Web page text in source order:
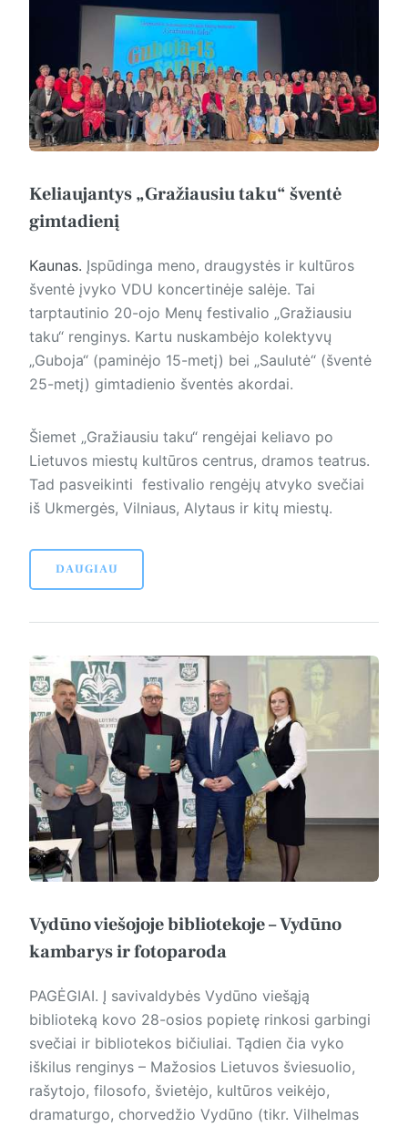
Keliaujantys „Gražiausiu taku“ šventė
gimtadienį
Kaunas. Įspūdinga meno, draugystės ir kultūros
šventė įvyko VDU koncertinėje salėje. Tai
tarptautinio 20-ojo Menų festivalio „Gražiausiu
taku“ renginys. Kartu nuskambėjo kolektyvų
„Guboja“ (paminėjo 15-metį) bei „Saulutė“ (šventė
25-metį) gimtadienio šventės akordai.
Šiemet „Gražiausiu taku“ rengėjai keliavo po
Lietuvos miestų kultūros centrus, dramos teatrus.
Tad pasveikinti festivalio rengėjų atvyko svečiai
iš Ukmergės, Vilniaus, Alytaus ir kitų miestų.
DAUGIAU
Vydūno viešojoje bibliotekoje – Vydūno
kambarys ir fotoparoda
PAGĖGIAI. Į savivaldybės Vydūno viešąją
biblioteką kovo 28-osios popietę rinkosi garbingi
svečiai ir bibliotekos bičiuliai. Tądien čia vyko
iškilus renginys – Mažosios Lietuvos šviesuolio,
rašytojo, filosofo, švietėjo, kultūros veikėjo,
dramaturgo, chorvedžio Vydūno (tikr. Vilhelmas